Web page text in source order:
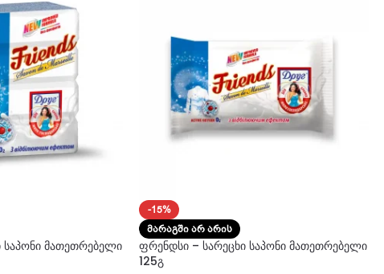
მათეთრებელი
-15%
ᲛᲐᲠᲐᲒᲨᲘ ᲐᲠ ᲐᲠᲘᲡ
ფრენდსი – სარეცხი საპონი მათეთრებელი
125გ